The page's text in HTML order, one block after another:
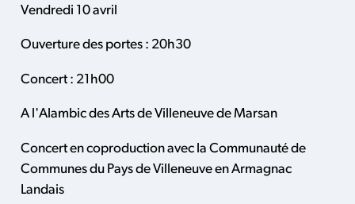
Vendredi 10 avril
Ouverture des portes : 20h30
Concert : 21h00
A l'Alambic des Arts de Villeneuve de Marsan
Concert en coproduction avec la Communauté de
Communes du Pays de Villeneuve en Armagnac
Landais